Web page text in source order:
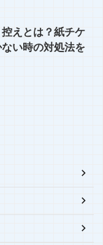
えとは？紙チケ
い時の対処法を